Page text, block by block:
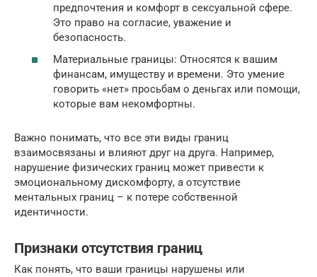
предпочтения и комфорт в сексуальной сфере.
Это право на согласие, уважение и
безопасность.
Материальные границы: Относятся к вашим
финансам, имуществу и времени. Это умение
говорить «нет» просьбам о деньгах или помощи,
которые вам некомфортны.
Важно понимать, что все эти виды границ
взаимосвязаны и влияют друг на друга. Например,
нарушение физических границ может привести к
эмоциональному дискомфорту, а отсутствие
ментальных границ – к потере собственной
идентичности.
Признаки отсутствия границ
Как понять, что ваши границы нарушены или